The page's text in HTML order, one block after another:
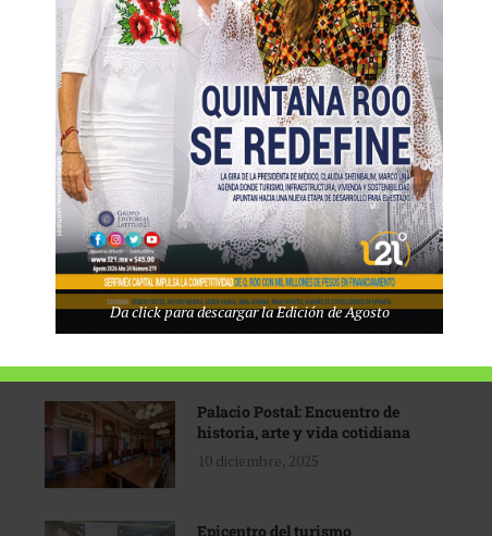
Tecnológico de Monterrey
3 agosto, 2026
Promoción turística con visión
1 abril, 2026
Industria global en
reconfiguración
31 marzo, 2026
Palacio Postal: Encuentro de
historia, arte y vida cotidiana
10 diciembre, 2025
Epicentro del turismo
Da click para descargar la Edición de Agosto